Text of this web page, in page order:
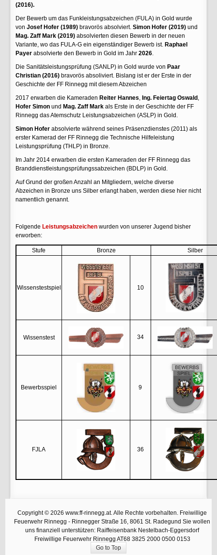
(2016).
Der Bewerb um das Funkleistungsabzeichen (FULA) in Gold wurde
von Josef Hofer (1989)bravorös absolviert. Simon Hofer (2019)und
Mag. Zaff Mark (2019)absolvierten diesen Bewerb in der neuen
Variante, wo das FULA-G ein eigenständiger Bewerb ist. Raphael
Payerabsolvierte den Bewerb in Gold im Jahr 2026.
Die Sanitätsleistungsprüfung (SANLP) in Gold wurde von Paar
Christian (2016)bravorös absoliviert. Bislang ist er der Erste in der
Geschichte der FF Rinnegg mit diesem Abzeichen
2017 erwarben die Kameraden Reiter Hannes, Ing. Feiertag Oswald ,
Hofer Simonund Mag. Zaff Markals Erste in der Geschichte der FF
Rinnegg das Atemschutz Leistungsabzeichen (ASLP) in Gold.
Simon Hoferabsolvierte während seines Präsenzdienstes (2011) als
erster Kamerad der FF Rinnegg die Technische Hilfeleistung
Leistungsprüfung (THLP) in Bronze.
Im Jahr 2014 erwarben die ersten Kameraden der FF Rinnegg das
Branddienstleistungsprüfungssabzeichen (BDLP) in Gold.
Auf Grund der großen Anzahl an Mitgliedern, welche diverse
Abzeichen in Bronze uns Silber erlangt haben, werden diese hier nicht
namentlich genannt.
Folgende Leistungsabzeichenwurden von unserer Jugend bisher
erworben:
Stufe Bronze Silber
Wissenstestspiel 10
Wissenstest 34
Bewerbsspiel 9
FJLA 36
Copyright © 2026 www.ff-rinnegg.at. Alle Rechte vorbehalten. Freiwillige
Feuerwehr Rinnegg - Rinnegger Straße 16, 8061 St. Radegund Sie wollen
uns finanziell unterstützen: Raiffeisenbank Nestelbach-Eggersdorf
Freiwillige Feuerwehr Rinnegg AT68 3825 2000 0500 0153
Go to Top